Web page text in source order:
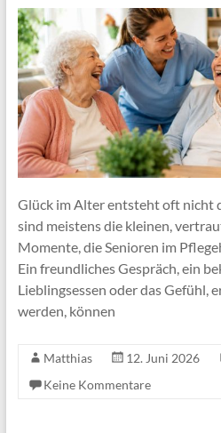
Glück im Alter entsteht oft nicht
sind meistens die kleinen,
Momente, die Senioren im
Ein freundliches Gespräch, ein
Lieblingsessen oder das Gefühl,
werden, können
Matthias 12. Juni 2026
Keine Kommentare